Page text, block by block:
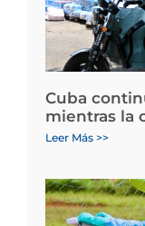
Cuba
mientras la
Leer Más >>